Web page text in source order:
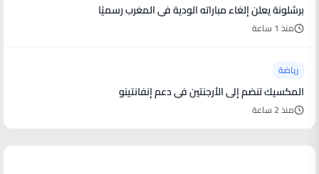
برشلونة يعلن إلغاء مباراته الودية في المغرب رسميًا
منذ 1 ساعة
رياضة
المكسيك تنضم إلى الأرجنتين في دعم إنفانتينو
منذ 2 ساعة